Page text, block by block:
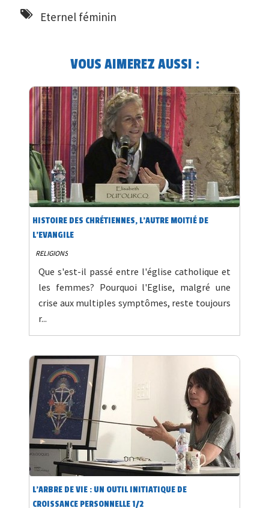
Eternel féminin
VOUS AIMEREZ AUSSI :
HISTOIRE DES CHRÉTIENNES, L'AUTRE MOITIÉ DE
L'EVANGILE
RELIGIONS
Que s'est-il passé entre l'église catholique et
les femmes? Pourquoi l'Eglise, malgré une
crise aux multiples symptômes, reste toujours
r...
L’ARBRE DE VIE : UN OUTIL INITIATIQUE DE
CROISSANCE PERSONNELLE 1/2